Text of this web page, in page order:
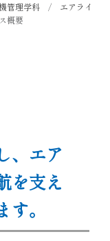
管理学科/ エアライ
概要
、エア
を支え
。